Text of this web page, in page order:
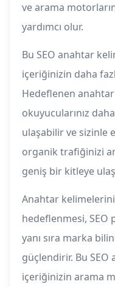
ve arama
yardımcı olur.
Bu SEO anahtar
içeriğinizin daha
Hedeflenen
okuyucularınız
ulaşabilir ve sizinle
organik trafiğinizi
geniş bir kitleye
Anahtar
hedeflenmesi, SEO
yanı sıra marka
güçlendirir. Bu
içeriğinizin arama